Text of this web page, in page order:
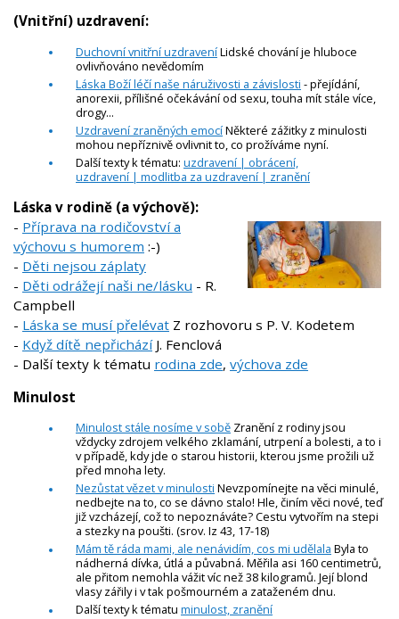
(Vnitřní) uzdravení:
Duchovní vnitřní uzdraveníLidské chování je hluboce
ovlivňováno nevědomím
Láska Boží léčí naše náruživosti a závislosti - přejídání,
anorexii, přílišné očekávání od sexu, touha mít stále více,
drogy...
Uzdravení zraněných emocíNěkteré zážitky z minulosti
mohou nepříznivě ovlivnit to, co prožíváme nyní.
Další texty k tématu: uzdravení | obrácení,
uzdravení | modlitba za uzdravení | zranění
Láska v rodině (a výchově):
- Příprava na rodičovství a
výchovu s humorem :-)
- Děti nejsou záplaty
- Děti odrážejí naši ne/lásku - R.
Campbell
- Láska se musí přelévat Z rozhovoru s P. V. Kodetem
- Když dítě nepřicházíJ. Fenclová
- Další texty k tématu rodina zde, výchova zde
Minulost
Minulost stále nosíme v sobě Zranění z rodiny jsou
vždycky zdrojem velkého zklamání, utrpení a bolesti, a to i
v případě, kdy jde o starou historii, kterou jsme prožili už
před mnoha lety.
Nezůstat vězet v minulosti Nevzpomínejte na věci minulé,
nedbejte na to, co se dávno stalo! Hle, činím věci nové, teď
již vzcházejí, což to nepoznáváte? Cestu vytvořím na stepi
a stezky na poušti. (srov. Iz 43, 17-18)
Mám tě ráda mami, ale nenávidím, cos mi udělala Byla to
nádherná dívka, útlá a půvabná. Měřila asi 160 centimetrů,
ale přitom nemohla vážit víc než 38 kilogramů. Její blond
vlasy zářily i v tak pošmourném a zataženém dnu.
Další texty k tématu minulost, zranění